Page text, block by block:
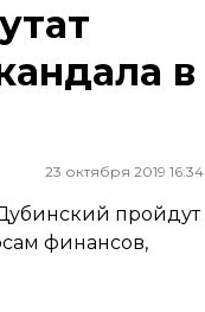
в
23 октября 2019 16:34
пройдут
финансов,